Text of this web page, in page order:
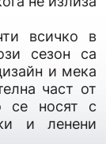
всичко в
сезон са
и мека
част от
се носят с
и ленени